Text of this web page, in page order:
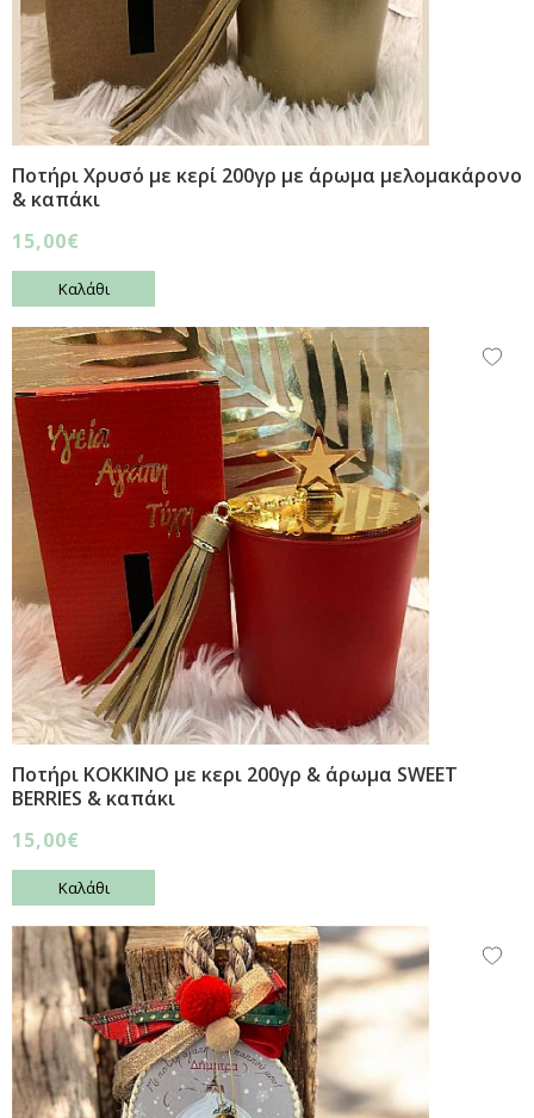
Ποτήρι Χρυσό με κερί 200γρ με άρωμα μελομακάρονο
& καπάκι
15,00€
Καλάθι
Ποτήρι KOKKINO με κερι 200γρ & άρωμα SWEET
BERRIES & καπάκι
15,00€
Καλάθι